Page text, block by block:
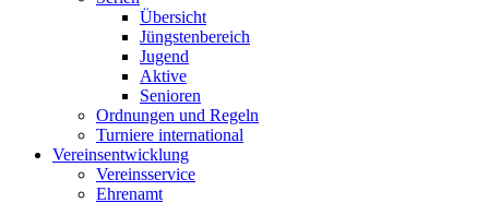
Übersicht
Jüngstenbereich
Jugend
Aktive
Senioren
Ordnungen und Regeln
Turniere international
Vereinsentwicklung
Vereinsservice
Ehrenamt